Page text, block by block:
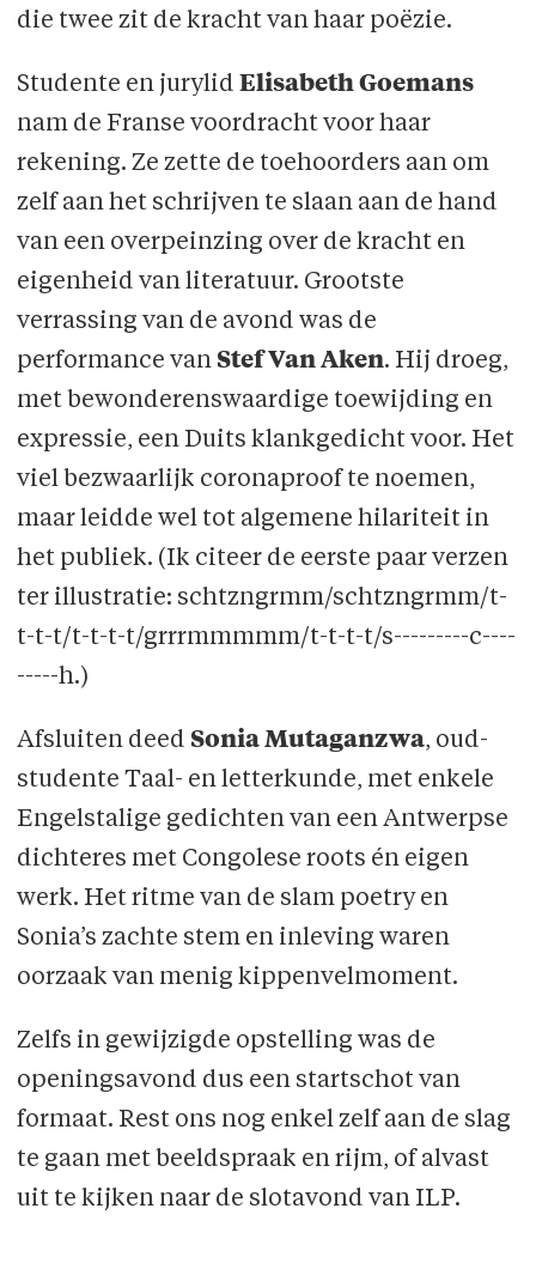
die twee zit de kracht van haar poëzie.
Studente en jurylid Elisabeth Goemans
nam de Franse voordracht voor haar
rekening. Ze zette de toehoorders aan om
zelf aan het schrijven te slaan aan de hand
van een overpeinzing over de kracht en
eigenheid van literatuur. Grootste
verrassing van de avond was de
performance van Stef Van Aken. Hij droeg,
met bewonderenswaardige toewijding en
expressie, een Duits klankgedicht voor. Het
viel bezwaarlijk coronaproof te noemen,
maar leidde wel tot algemene hilariteit in
het publiek. (Ik citeer de eerste paar verzen
ter illustratie: schtzngrmm/schtzngrmm/t-
t-t-t/t-t-t-t/grrrmmmmm/t-t-t-t/s---------c----
-----h.)
Afsluiten deed Sonia Mutaganzwa, oud-
studente Taal- en letterkunde, met enkele
Engelstalige gedichten van een Antwerpse
dichteres met Congolese roots én eigen
werk. Het ritme van de slam poetry en
Sonia’s zachte stem en inleving waren
oorzaak van menig kippenvelmoment.
Zelfs in gewijzigde opstelling was de
openingsavond dus een startschot van
formaat. Rest ons nog enkel zelf aan de slag
te gaan met beeldspraak en rijm, of alvast
uit te kijken naar de slotavond van ILP.